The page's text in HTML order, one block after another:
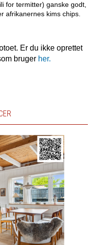
for termitter) ganske godt,
afrikanernes kims chips.
Er du ikke oprettet
bruger her.